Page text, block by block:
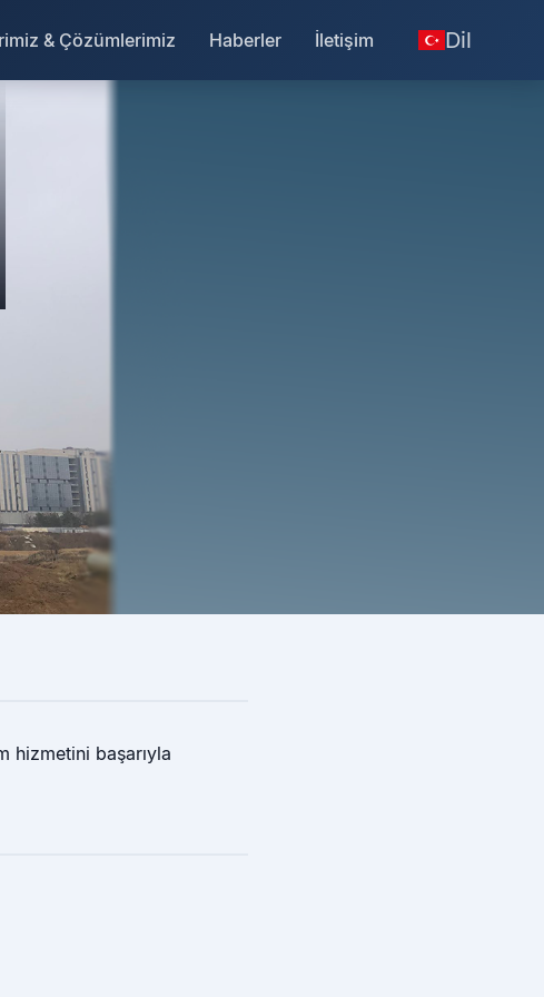
& Çözümlerimiz Haberler İletişim Dil
hizmetini başarıyla